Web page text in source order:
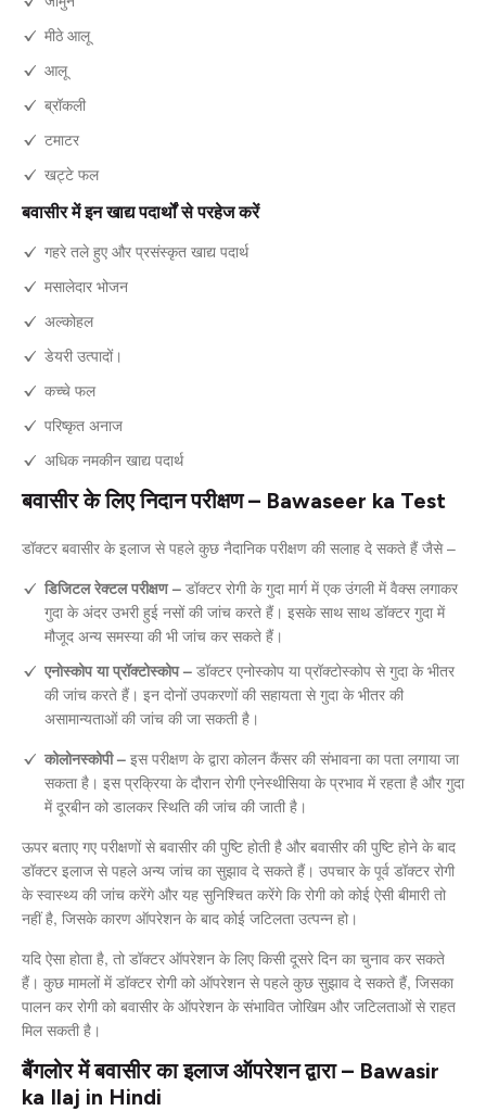
मीठे आलू
आलू
ब्रॉकली
टमाटर
खट्टे फल
बवासीर में इन खाद्य पदार्थों से परहेज करें
गहरे तले हुए और प्रसंस्कृत खाद्य पदार्थ
मसालेदार भोजन
अल्कोहल
डेयरी उत्पादों।
कच्चे फल
परिष्कृत अनाज
अधिक नमकीन खाद्य पदार्थ
बवासीर के लिए निदान परीक्षण – Bawaseer ka Test
डॉक्टर बवासीर के इलाज से पहले कुछ नैदानिक परीक्षण की सलाह दे सकते हैं जैसे –
डिजिटल रेक्टल परीक्षण – डॉक्टर रोगी के गुदा मार्ग में एक उंगली में वैक्स लगाकर
गुदा के अंदर उभरी हुई नसों की जांच करते हैं। इसके साथ साथ डॉक्टर गुदा में
मौजूद अन्य समस्या की भी जांच कर सकते हैं।
एनोस्कोप या प्रॉक्टोस्कोप – डॉक्टर एनोस्कोप या प्रॉक्टोस्कोप से गुदा के भीतर
की जांच करते हैं। इन दोनों उपकरणों की सहायता से गुदा के भीतर की
असामान्यताओं की जांच की जा सकती है।
कोलोनस्कोपी – इस परीक्षण के द्वारा कोलन कैंसर की संभावना का पता लगाया जा
सकता है। इस प्रक्रिया के दौरान रोगी एनेस्थीसिया के प्रभाव में रहता है और गुदा
में दूरबीन को डालकर स्थिति की जांच की जाती है।
ऊपर बताए गए परीक्षणों से बवासीर की पुष्टि होती है और बवासीर की पुष्टि होने के बाद
डॉक्टर इलाज से पहले अन्य जांच का सुझाव दे सकते हैं। उपचार के पूर्व डॉक्टर रोगी
के स्वास्थ्य की जांच करेंगे और यह सुनिश्चित करेंगे कि रोगी को कोई ऐसी बीमारी तो
नहीं है, जिसके कारण ऑपरेशन के बाद कोई जटिलता उत्पन्न हो।
यदि ऐसा होता है, तो डॉक्टर ऑपरेशन के लिए किसी दूसरे दिन का चुनाव कर सकते
हैं। कुछ मामलों में डॉक्टर रोगी को ऑपरेशन से पहले कुछ सुझाव दे सकते हैं, जिसका
पालन कर रोगी को बवासीर के ऑपरेशन के संभावित जोखिम और जटिलताओं से राहत
मिल सकती है।
बैंगलोर में बवासीर का इलाज ऑपरेशन द्वारा – Bawasir
ka Ilaj in Hindi